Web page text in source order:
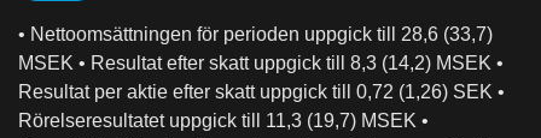
• Nettoomsättningen för perioden uppgick till 28,6 (33,7)
MSEK • Resultat efter skatt uppgick till 8,3 (14,2) MSEK •
Resultat per aktie efter skatt uppgick till 0,72 (1,26) SEK •
Rörelseresultatet uppgick till 11,3 (19,7) MSEK •